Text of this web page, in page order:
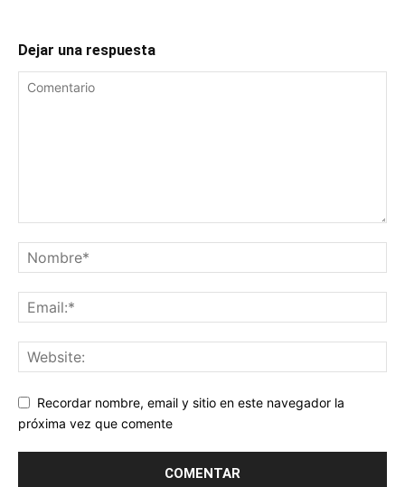
Dejar una respuesta
Recordar nombre, email y sitio en este navegador la
próxima vez que comente